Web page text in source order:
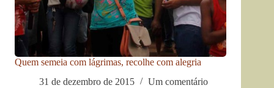
Quem semeia com lágrimas, recolhe com alegria
31 de dezembro de 2015
Um comentário